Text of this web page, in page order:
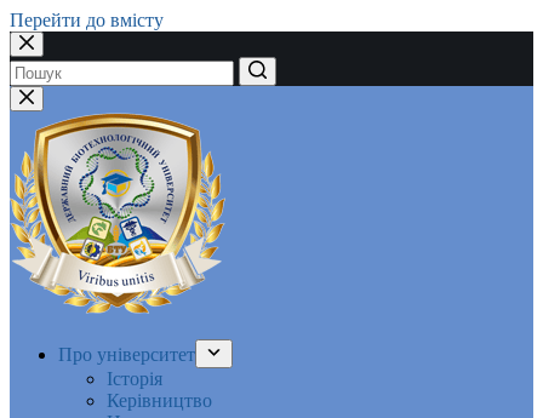
Перейти до вмісту
Немає
результатів
Про університет
Історія
Керівництво